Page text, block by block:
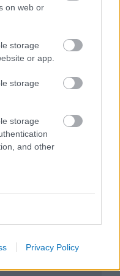
on web or
storage
or app.
storage
storage
and other
Privacy Policy
útvonalai: A
régió és az